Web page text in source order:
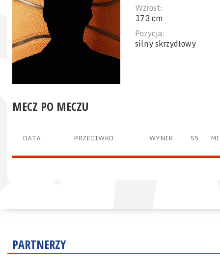
Wzrost:
173 cm
Pozycja:
silny skrzydłowy
MECZ PO MECZU
DATA PRZECIWKO WYNIK S5
PARTNERZY